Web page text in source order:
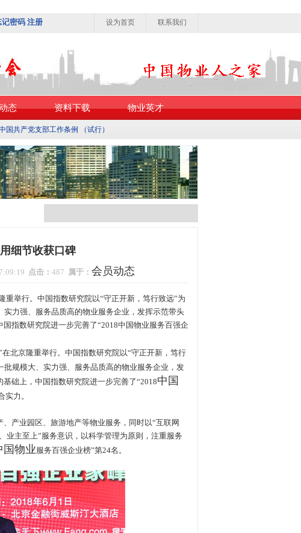
记密码 注册 联系我们
设为首页
态 资料下载 物业英才
国共产党支部工作条例 （试行）
细节收获口碑
点击： 487 属于： 会员动态
重举行。中国指数研究院以“守正开新，笃行致远”为
力强、服务品质高的物业服务企业，发挥示范带头
指数研究院进一步完善了“2018中国物业服务百强企
北京隆重举行。中国指数研究院以“守正开新，笃行
批规模大、实力强、服务品质高的物业服务企业，发
础上，中国指数研究院进一步完善了“2018中国
力。
产业园区、旅游地产等物业服务，同时以“互联网
业主至上”服务意识，以科学管理为原则，注重服务
国物业服务百强企业榜”第24名。